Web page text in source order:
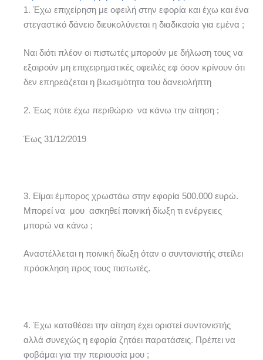
1. Έχω επιχείρηση με οφειλή στην εφορία και έχω και ένα
στεγαστικό δάνειο διευκολύνεται η διαδικασία για εμένα ;
Ναι διότι πλέον οι πιστωτές μπορούν με δήλωση τους να
εξαιρούν μη επιχειρηματικές οφειλές εφ όσον κρίνουν ότι
δεν επηρεάζεται η βιωσιμότητα του δανειολήπτη
2. Έως πότε έχω περιθώριο να κάνω την αίτηση ;
Έως 31/12/2019
3. Είμαι έμπορος χρωστάω στην εφορία 500.000 ευρώ.
Μπορεί να μου ασκηθεί ποινική δίωξη τι ενέργειες
μπορώ να κάνω ;
Αναστέλλεται η ποινική δίωξη όταν ο συντονιστής στείλει
πρόσκληση προς τους πιστωτές.
4. Έχω καταθέσει την αίτηση έχει οριστεί συντονιστής
αλλά συνεχώς η εφορία ζητάει παρατάσεις. Πρέπει να
φοβάμαι για την περιουσία μου ;